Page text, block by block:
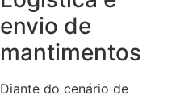
envio de
mantimentos
Diante do cenário de